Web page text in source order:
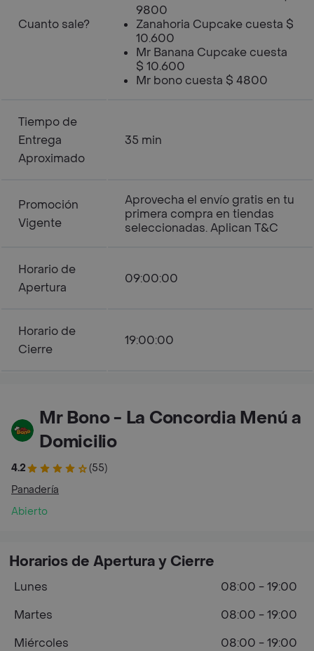
Cuanto sale?
9800
Zanahoria Cupcake cuesta $
10.600
Mr Banana Cupcake cuesta
$ 10.600
Mr bono cuesta $ 4800
Tiempo de
Entrega
Aproximado
35 min
Promoción
Vigente
Aprovecha el envío gratis en tu
primera compra en tiendas
seleccionadas. Aplican T&C
Horario de
Apertura
09:00:00
Horario de
Cierre
19:00:00
Mr Bono - La Concordia Menú a
Domicilio
4.2
(55)
Panadería
Abierto
Horarios de Apertura y Cierre
Lunes
08:00 - 19:00
Martes
08:00 - 19:00
Miércoles
08:00 - 19:00